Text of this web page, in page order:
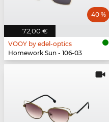
72,00 €
40 %
VOOY by edel-optics
Homework Sun - 106-03